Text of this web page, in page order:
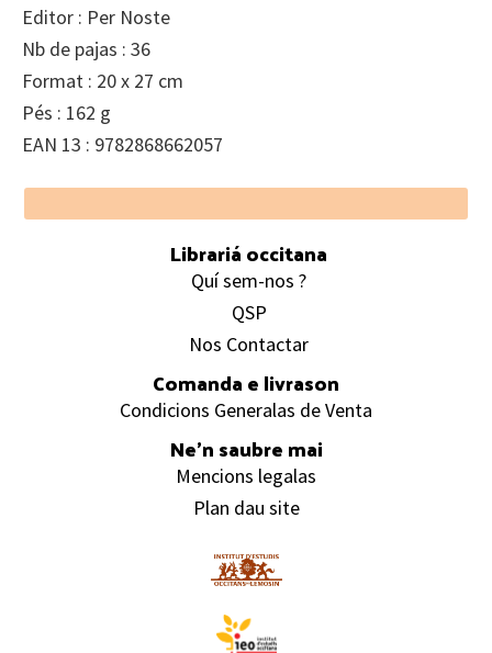
Editor : Per Noste
Nb de pajas : 36
Format : 20 x 27 cm
Pés : 162 g
EAN 13 : 9782868662057
Footer
Librariá occitana
Quí sem-nos ?
QSP
Nos Contactar
Comanda e livrason
Condicions Generalas de Venta
Ne’n saubre mai
Mencions legalas
Plan dau site